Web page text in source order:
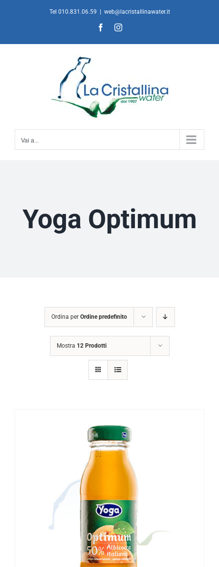
Tel 010.831.06.59 web@lacristallinawater.it
FacebookInstagram
Vai a...
Yoga Optimum
Ordina per Ordine predefinito
Mostra 12 Prodotti